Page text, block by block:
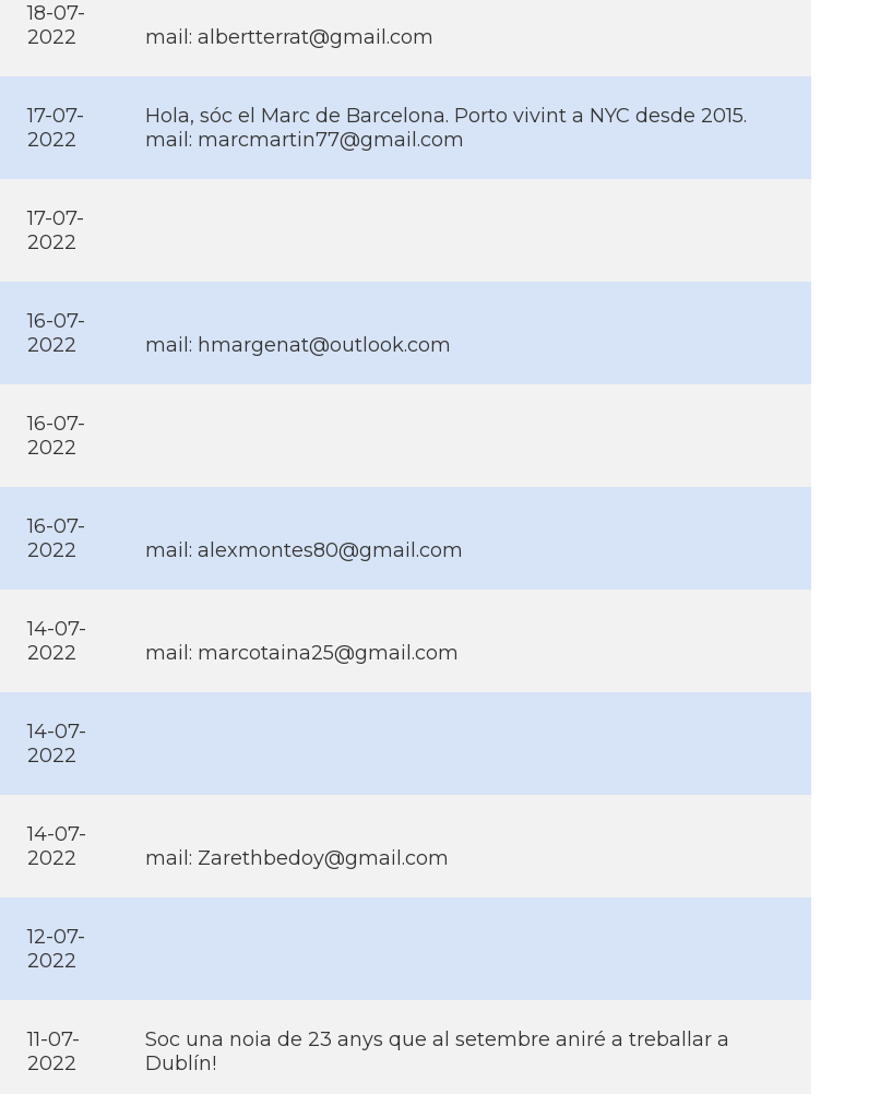
18-07-
2022
mail: albertterrat@gmail.com
17-07-
2022
Hola, sóc el Marc de Barcelona. Porto vivint a NYC desde 2015.
mail: marcmartin77@gmail.com
17-07-
2022
16-07-
2022
mail: hmargenat@outlook.com
16-07-
2022
16-07-
2022
mail: alexmontes80@gmail.com
14-07-
2022
mail: marcotaina25@gmail.com
14-07-
2022
14-07-
2022
mail: Zarethbedoy@gmail.com
12-07-
2022
11-07-
2022
Soc una noia de 23 anys que al setembre aniré a treballar a
Dublí­n!